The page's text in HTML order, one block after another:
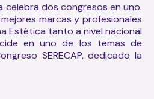
dos congresos en uno.
marcas y profesionales
Estética tanto a nivel nacional
en uno de los temas de
SERECAP, dedicado la